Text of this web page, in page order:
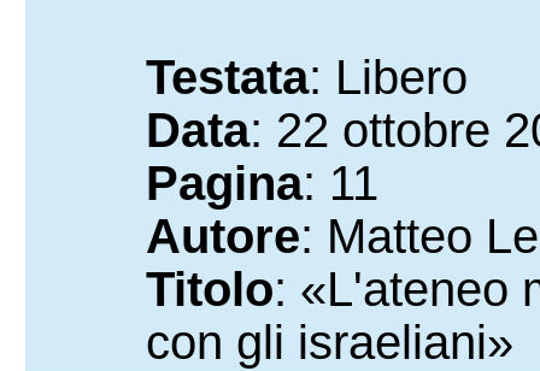
Testata: Libero
Data: 22 ottobre
Pagina: 11
Autore: Matteo
Titolo: «L'ateneo
con gli israeliani»